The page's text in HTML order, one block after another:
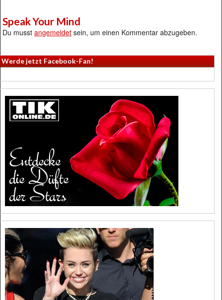
Speak Your Mind
Du musstangemeldet sein, um einen Kommentar abzugeben.
Werde jetzt Facebook-Fan!